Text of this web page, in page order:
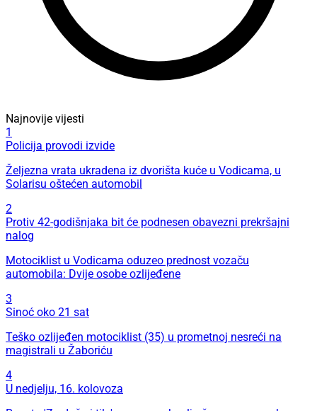
Najnovije vijesti
1
Policija provodi izvide
Željezna vrata ukradena iz dvorišta kuće u Vodicama, u
Solarisu oštećen automobil
2
Protiv 42-godišnjaka bit će podnesen obavezni prekršajni
nalog
Motociklist u Vodicama oduzeo prednost vozaču
automobila: Dvije osobe ozlijeđene
3
Sinoć oko 21 sat
Teško ozlijeđen motociklist (35) u prometnoj nesreći na
magistrali u Žaboriću
4
U nedjelju, 16. kolovoza